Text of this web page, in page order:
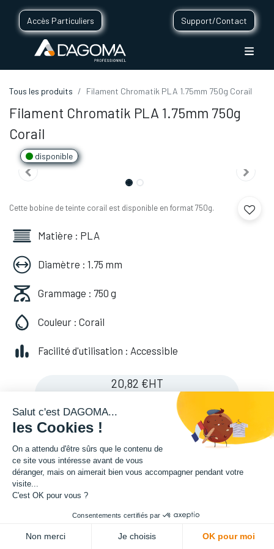
Accès Particuliers Support/Contact
Tous les produits Filament Chromatik PLA 1.75mm 750g Corail
Filament Chromatik PLA 1.75mm 750g
Corail
disponible
Cette bobine de teinte corail est disponible en format 750g.
Matière : PLA
Diamètre : 1.75 mm
Grammage : 750 g
Couleur : Corail
Facilité d'utilisation : Accessible
20,82 €HT
TVA comprise)
Salut c'est DAGOMA...
les Cookies !
On a attendu d'être sûrs que le contenu de
ce site vous intéresse avant de vous
déranger, mais on aimerait bien vous accompagner pendant votre
visite...
C'est OK pour vous ?
Consentements certifiés par
Non merci Je choisis OK pour moi